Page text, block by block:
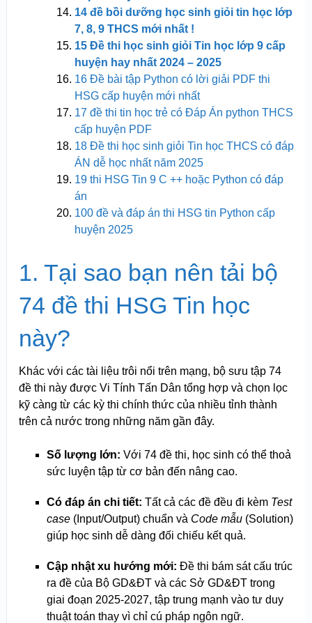
14 đề bồi dưỡng học sinh giỏi tin học lớp
7, 8, 9 THCS mới nhất !
15 Đề thi học sinh giỏi Tin học lớp 9 cấp
huyện hay nhất 2024 – 2025
16 Đề bài tập Python có lời giải PDF thi
HSG cấp huyện mới nhất
17 đề thi tin học trẻ có Đáp Án python THCS
cấp huyện PDF
18 Đề thi học sinh giỏi Tin học THCS có đáp
ÁN dễ học nhất năm 2025
19 thi HSG Tin 9 C ++ hoặc Python có đáp
án
100 đề và đáp án thi HSG tin Python cấp
huyện 2025
1. Tại sao bạn nên tải bộ
74 đề thi HSG Tin học
này?
Khác với các tài liệu trôi nổi trên mạng, bộ sưu tập 74
đề thi này được Vi Tính Tấn Dân tổng hợp và chọn lọc
kỹ càng từ các kỳ thi chính thức của nhiều tỉnh thành
trên cả nước trong những năm gần đây.
Số lượng lớn: Với 74 đề thi, học sinh có thể thoả
sức luyện tập từ cơ bản đến nâng cao.
Có đáp án chi tiết: Tất cả các đề đều đi kèm Test
case(Input/Output) chuẩn và Code mẫu(Solution)
giúp học sinh dễ dàng đối chiếu kết quả.
Cập nhật xu hướng mới: Đề thi bám sát cấu trúc
ra đề của Bộ GD&ĐT và các Sở GD&ĐT trong
giai đoạn 2025-2027, tập trung mạnh vào tư duy
thuật toán thay vì chỉ cú pháp ngôn ngữ.